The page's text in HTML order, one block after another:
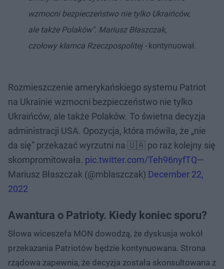
wzmocni bezpieczeństwo nie tylko Ukraińców,
ale także Polaków". Mariusz Błaszczak,
czołowy kłamca Rzeczpospolitej -kontynuował.
Rozmieszczenie amerykańskiego systemu Patriot
na Ukrainie wzmocni bezpieczeństwo nie tylko
Ukraińców, ale także Polaków. To świetna decyzja
administracji USA. Opozycja, która mówiła, że „nie
da się” przekazać wyrzutni na 🇺🇦 po raz kolejny się
skompromitowała. pic.twitter.com/Teh96nyfTQ—
Mariusz Błaszczak (@mblaszczak) December 22,
2022
Awantura o Patrioty. Kiedy koniec sporu?
Słowa wiceszefa MON dowodzą, że dyskusja wokół
przekazania Patriotów będzie kontynuowana. Strona
rządowa zapewnia, że decyzja została skonsultowana z